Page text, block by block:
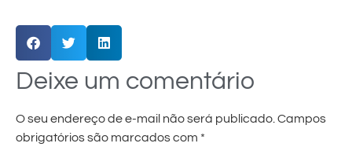
Deixe um comentário
O seu endereço de e-mail não será publicado. Campos
obrigatórios são marcados com *